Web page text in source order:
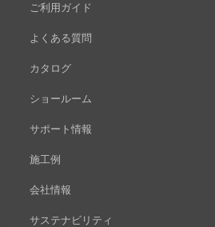
ご利用ガイド
よくある質問
カタログ
ショールーム
サポート情報
施工例
会社情報
サステナビリティ